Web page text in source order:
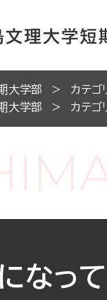
大学部 カテゴ
大学部 カテゴ
なっ